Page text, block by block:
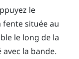
le
située au
le long de la
avec la bande.